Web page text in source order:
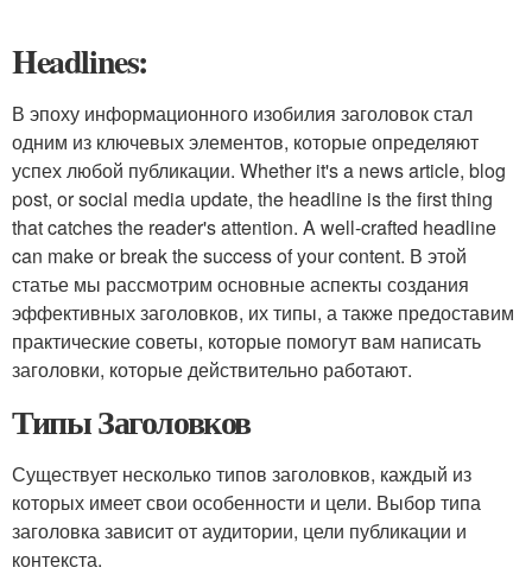
Headlines:
В эпоху информационного изобилия заголовок стал
одним из ключевых элементов, которые определяют
успех любой публикации. Whether it's a news article, blog
post, or social media update, the headline is the first thing
that catches the reader's attention. A well-crafted headline
can make or break the success of your content. В этой
статье мы рассмотрим основные аспекты создания
эффективных заголовков, их типы, а также предоставим
практические советы, которые помогут вам написать
заголовки, которые действительно работают.
Типы Заголовков
Существует несколько типов заголовков, каждый из
которых имеет свои особенности и цели. Выбор типа
заголовка зависит от аудитории, цели публикации и
контекста.